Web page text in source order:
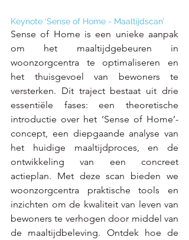
Keynote ‘Sense of Home - Maaltijdscan’
Sense of Home is een unieke aanpak
om het maaltijdgebeuren in
woonzorgcentra te optimaliseren en
het thuisgevoel van bewoners te
versterken. Dit traject bestaat uit drie
essentiële fases: een theoretische
introductie over het ‘Sense of Home’-
concept, een diepgaande analyse van
het huidige maaltijdproces, en de
ontwikkeling van een concreet
actieplan. Met deze scan bieden we
woonzorgcentra praktische tools en
inzichten om de kwaliteit van leven van
bewoners te verhogen door middel van
de maaltijdbeleving. Ontdek hoe de